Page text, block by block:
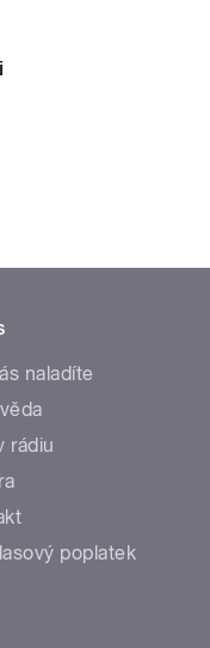
naladíte
rádiu
poplatek